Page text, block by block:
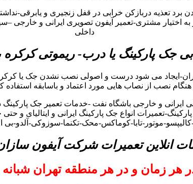
برد تعذیه دربازکن خرابی در قفل زنجیری و یابرقی-
مشتری-تعمیر آیفون تصویری ایرانی و خارجی
داخلی
جک پارکینگ یا درب- ریموتی
ایجاد می شود درست و اصولی نصب نشدن جک یا
هنگام نصب از نصاب هایی مورد اعتماد و باسابقه استفاده
و خارجی باشگاه نفت -خدمات تعمیر جک پارکینگ
تعمیرات انواع جک پارکینگ ایرانی و ایتالیای و
کالیپسو-موتور-تابا-کوماکس-محک-تکنما-سوزوکی-آلدو-
انلاین تعمیرات شرکت آیفون
هر زمان و در هر منطقه تهران